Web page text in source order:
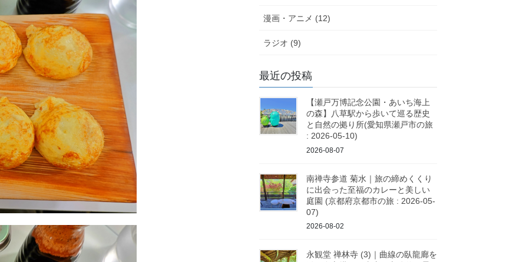
漫画・アニメ (12)
ラジオ (9)
最近の投稿
【瀬戸万博記念公園・あいち海上
の森】八草駅から歩いて巡る歴史
と自然の拠り所(愛知県瀬戸市の旅
: 2026-05-10)
2026-08-07
南禅寺参道 菊水｜旅の締めくくり
に出会った至福のカレーと美しい
庭園 (京都府京都市の旅 : 2026-05-
07)
2026-08-02
永観堂 禅林寺 (3)｜曲線の臥龍廊を